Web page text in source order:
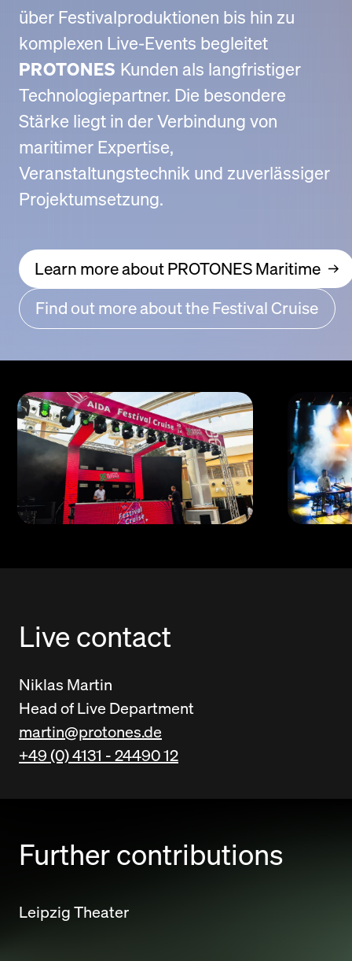
über Festivalproduktionen bis hin zu
komplexen Live-Events begleitet
PROTONES Kunden als langfristiger
Technologiepartner. Die besondere
Stärke liegt in der Verbindung von
maritimer Expertise,
Veranstaltungstechnik und zuverlässiger
Projektumsetzung.
Learn more about PROTONES Maritime
Find out more about the Festival Cruise
Live contact
Niklas Martin
Head of Live Department
martin@protones.de
+49 (0) 4131 - 24490 12
Further contributions
Leipzig Theater